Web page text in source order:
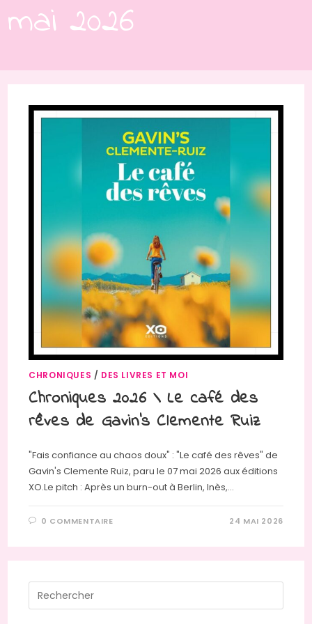
mai 2026
CHRONIQUES / DES LIVRES ET MOI
Chroniques 2026 \ Le café des
rêves de Gavin’s Clemente Ruiz
"Fais confiance au chaos doux" : "Le café des rêves" de
Gavin's Clemente Ruiz, paru le 07 mai 2026 aux éditions
XO.Le pitch : Après un burn-out à Berlin, Inès,…
0 COMMENTAIRE 24 MAI 2026